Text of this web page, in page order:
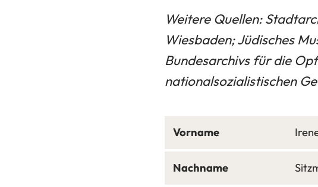
Weitere Quellen:
Wiesbaden; Jüdisches
Bundesarchivs für die
nationalsozialistischen
Vorname
Nachname